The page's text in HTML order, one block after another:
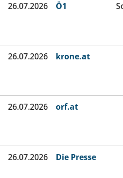
26.07.2026 Ö1
26.07.2026 krone.at
26.07.2026 orf.at
26.07.2026 Die Presse